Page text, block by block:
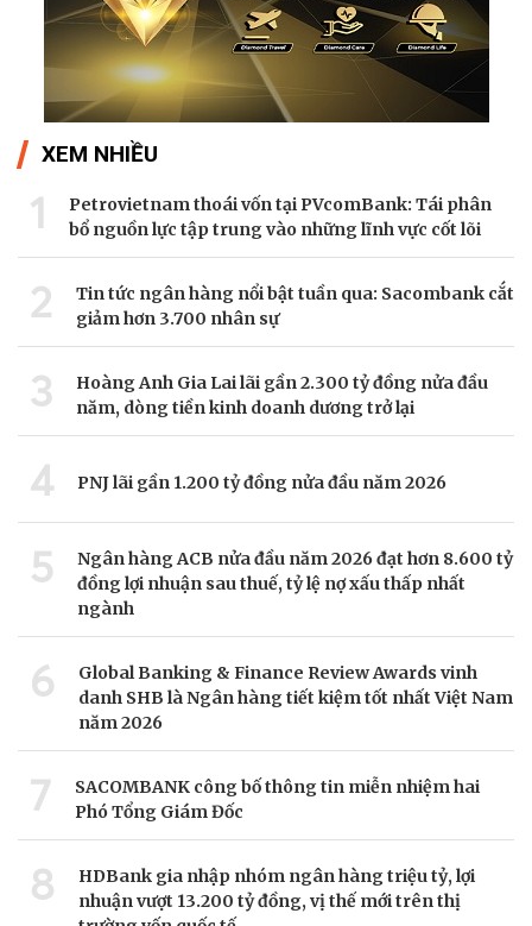
XEM NHIỀU
1
Petrovietnam thoái vốn tại PVcomBank: Tái phân
bổ nguồn lực tập trung vào những lĩnh vực cốt lõi
2
Tin tức ngân hàng nổi bật tuần qua: Sacombank cắt
giảm hơn 3.700 nhân sự
3
Hoàng Anh Gia Lai lãi gần 2.300 tỷ đồng nửa đầu
năm, dòng tiền kinh doanh dương trở lại
4 PNJ lãi gần 1.200 tỷ đồng nửa đầu năm 2026
5
Ngân hàng ACB nửa đầu năm 2026 đạt hơn 8.600 tỷ
đồng lợi nhuận sau thuế, tỷ lệ nợ xấu thấp nhất
ngành
6
Global Banking & Finance Review Awards vinh
danh SHB là Ngân hàng tiết kiệm tốt nhất Việt Nam
năm 2026
7
SACOMBANK công bố thông tin miễn nhiệm hai
Phó Tổng Giám Đốc
8
HDBank gia nhập nhóm ngân hàng triệu tỷ, lợi
nhuận vượt 13.200 tỷ đồng, vị thế mới trên thị